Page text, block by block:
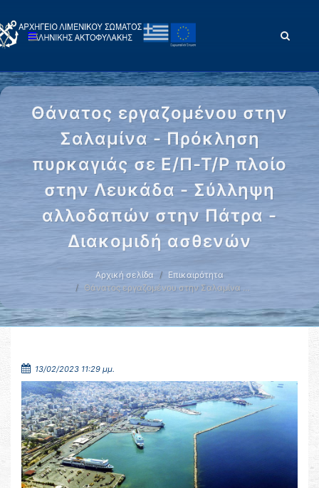
Θάνατος εργαζομένου στην
Σαλαμίνα - Πρόκληση
πυρκαγιάς σε Ε/Π-Τ/Ρ πλοίο
στην Λευκάδα - Σύλληψη
αλλοδαπών στην Πάτρα -
Διακομιδή ασθενών
Αρχική σελίδα
Επικαιρότητα
Θάνατος εργαζομένου στην Σαλαμίνα …
13/02/2023 11:29 μμ.